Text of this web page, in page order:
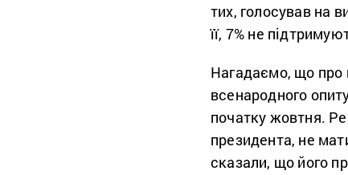
тих, голосував на
її, 7% не
Нагадаємо, що про
всенародного
початку жовтня.
президента, не
сказали, що його